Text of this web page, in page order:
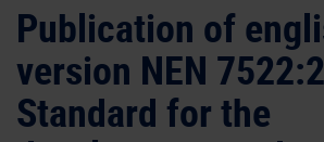
Publication of
version NEN
Standard for the